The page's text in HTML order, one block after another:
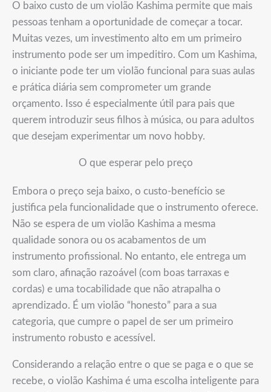
O baixo custo de um violão Kashima permite que mais
pessoas tenham a oportunidade de começar a tocar.
Muitas vezes, um investimento alto em um primeiro
instrumento pode ser um impeditiro. Com um Kashima,
o iniciante pode ter um violão funcional para suas aulas
e prática diária sem comprometer um grande
orçamento. Isso é especialmente útil para pais que
querem introduzir seus filhos à música, ou para adultos
que desejam experimentar um novo hobby.
O que esperar pelo preço
Embora o preço seja baixo, o custo-benefício se
justifica pela funcionalidade que o instrumento oferece.
Não se espera de um violão Kashima a mesma
qualidade sonora ou os acabamentos de um
instrumento profissional. No entanto, ele entrega um
som claro, afinação razoável (com boas tarraxas e
cordas) e uma tocabilidade que não atrapalha o
aprendizado. É um violão “honesto” para a sua
categoria, que cumpre o papel de ser um primeiro
instrumento robusto e acessível.
Considerando a relação entre o que se paga e o que se
recebe, o violão Kashima é uma escolha inteligente para